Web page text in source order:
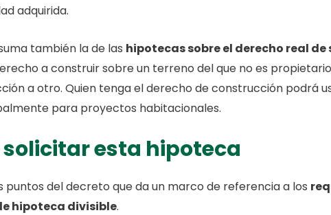
adquirida.
también la de las hipotecas sobre el derecho real de
a construir sobre un terreno del que no es
a otro. Quien tenga el derecho de construcción podrá
para proyectos habitacionales.
esta hipoteca
puntos del decreto que da un marco de referencia a los
hipoteca divisible.